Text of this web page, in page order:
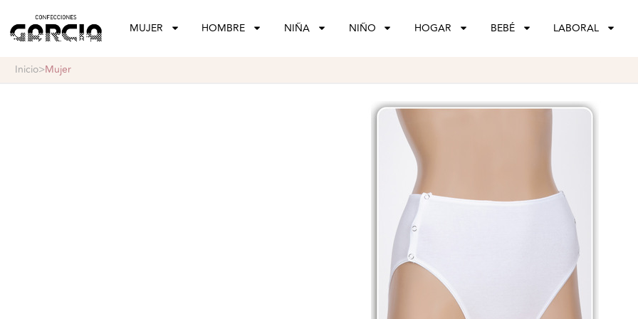
MUJER
HOMBRE NIÑA NIÑO HOGAR BEBÉ LABORAL
inicio> mujer